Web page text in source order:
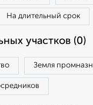
На длительный срок
участков (0)
Земля